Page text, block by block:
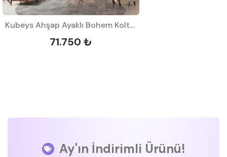
Kubeys Ahşap Ayaklı Bohem Koltuk Takımı
71.750 ₺
Ay'ın İndirimli Ürünü!